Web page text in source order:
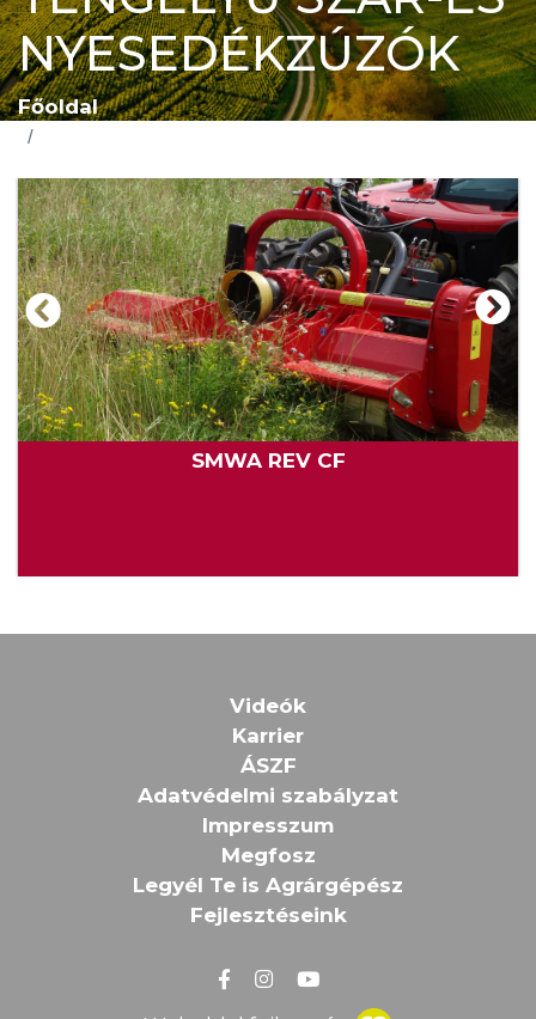
NYESEDÉKZÚZÓK
Főoldal
SMWA REV CF
Videók
Karrier
ÁSZF
Adatvédelmi szabályzat
Impresszum
Megfosz
Legyél Te is Agrárgépész
Fejlesztéseink